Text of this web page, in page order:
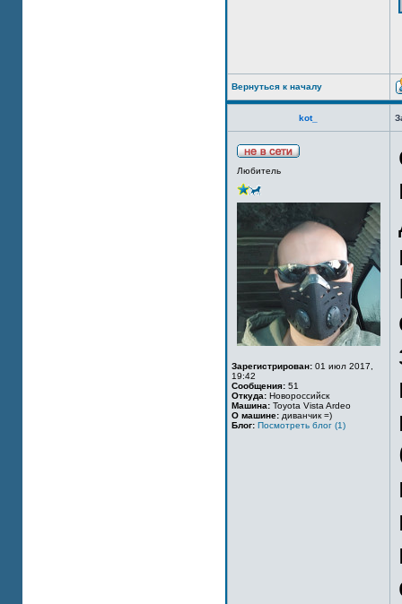
Вернуться к началу
kot_
Любитель
Зарегистрирован: 01 июл 2017,
19:42
Сообщения: 51
Откуда: Новороссийск
Машина: Toyota Vista Ardeo
О машине: диванчик =)
Блог: Посмотреть блог (1)